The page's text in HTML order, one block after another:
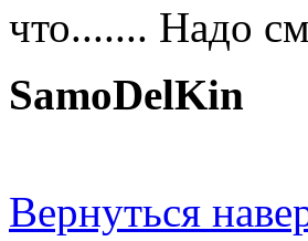
что....... Надо
SamoDelKin
Вернуться